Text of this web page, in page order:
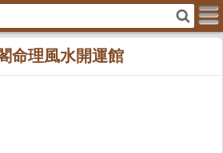
命理風水開運館